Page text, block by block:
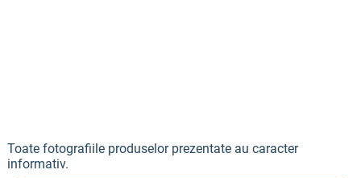
Toate fotografiile produselor prezentate au caracter
informativ.